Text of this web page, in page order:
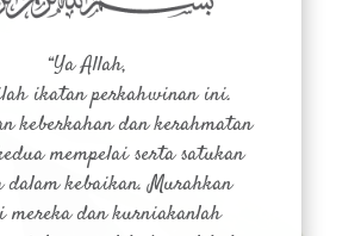
“Ya Allah,
ikatan perkahwinan ini.
keberkahan dan kerahmatan
mempelai serta satukan
dalam kebaikan. Murahkan
mereka dan kurniakanlah